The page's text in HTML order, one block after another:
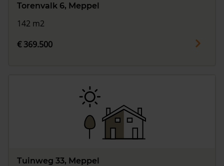
Torenvalk 6, Meppel
142 m2
€ 369.500
Tuinweg 33, Meppel